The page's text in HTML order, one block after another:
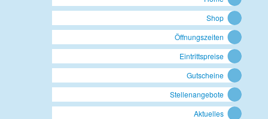
Shop
Öffnungszeiten
Eintrittspreise
Gutscheine
Stellenangebote
Aktuelles